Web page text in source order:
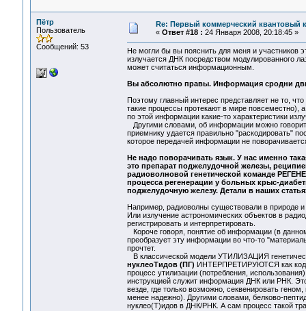
Пётр
Пользователь
Сообщений: 53
Re: Первый коммерческий квантовый
« Ответ #18 : 24 Января 2008, 20:18:45 »
Не могли бы вы пояснить для меня и
излучается ДНК посредством модулированного
может считаться информационным.
Вы абсолютно правы. Информация сродни
Поэтому главный интерес представляет не то,
такие процессы протекают в мире повсеместно),
по этой информации какие-то характеристики
Другими словами, об информации можно
приемнику удается правильно "раскодировать"
которое передачей информации не
Не надо поворачивать язык. У нас именно
это препарат поджелудочной железы,
радиоволновой генетической команде
процесса регенерации у больных крыс-
поджелудочную железу. Детали в наших
Например, радиоволны существовали в природе
Или излучение астрономических объектов в
регистрировать и интерпретировать.
Короче говоря, понятие об информации (в
преобразует эту информации во что-то
прочтет.
В классической модели УТИЛИЗАЦИЯ
нуклеоТидов (ПГ) ИНТЕРПРЕТИРУЮТСЯ как
процесс утилизации (потребления,
инструкцией служит информация ДНК или РНК.
везде, где только возможно, секвенировать
менее надежно). Другими словами, белково-
нуклео(Т)идов в ДНК/РНК. А сам процесс такой